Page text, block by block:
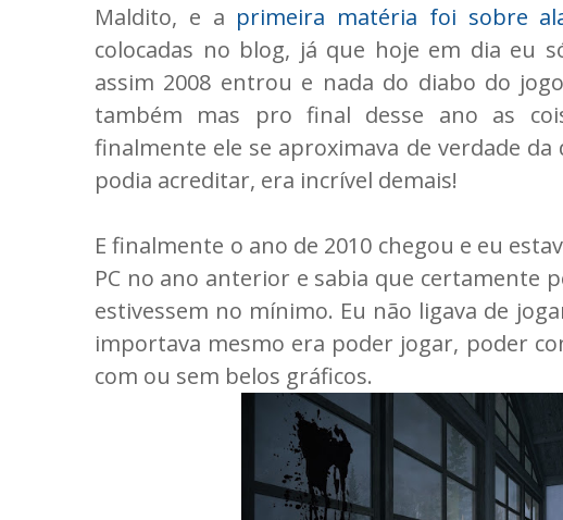
Maldito, e a primeira matéria foi sobre
colocadas no blog, já que hoje em dia eu
assim 2008 entrou e nada do diabo do
também mas pro final desse ano as
finalmente ele se aproximava de verdade
podia acreditar, era incrível demais!
E finalmente o ano de 2010 chegou e eu
PC no ano anterior e sabia que certamente
estivessem no mínimo. Eu não ligava de
importava mesmo era poder jogar, poder
com ou sem belos gráficos.